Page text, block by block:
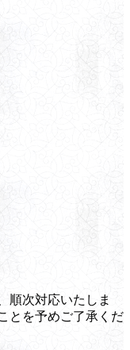
順次対応いたしま
とを予めご了承くだ